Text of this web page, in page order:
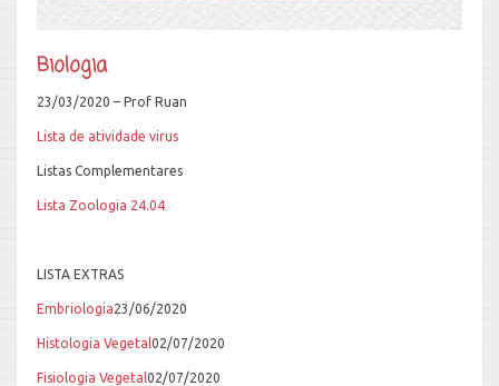
Biologia
23/03/2020 – Prof Ruan
Lista de atividade virus
Listas Complementares
Lista Zoologia 24.04
LISTA EXTRAS
Embriologia23/06/2020
Histologia Vegetal02/07/2020
Fisiologia Vegetal02/07/2020